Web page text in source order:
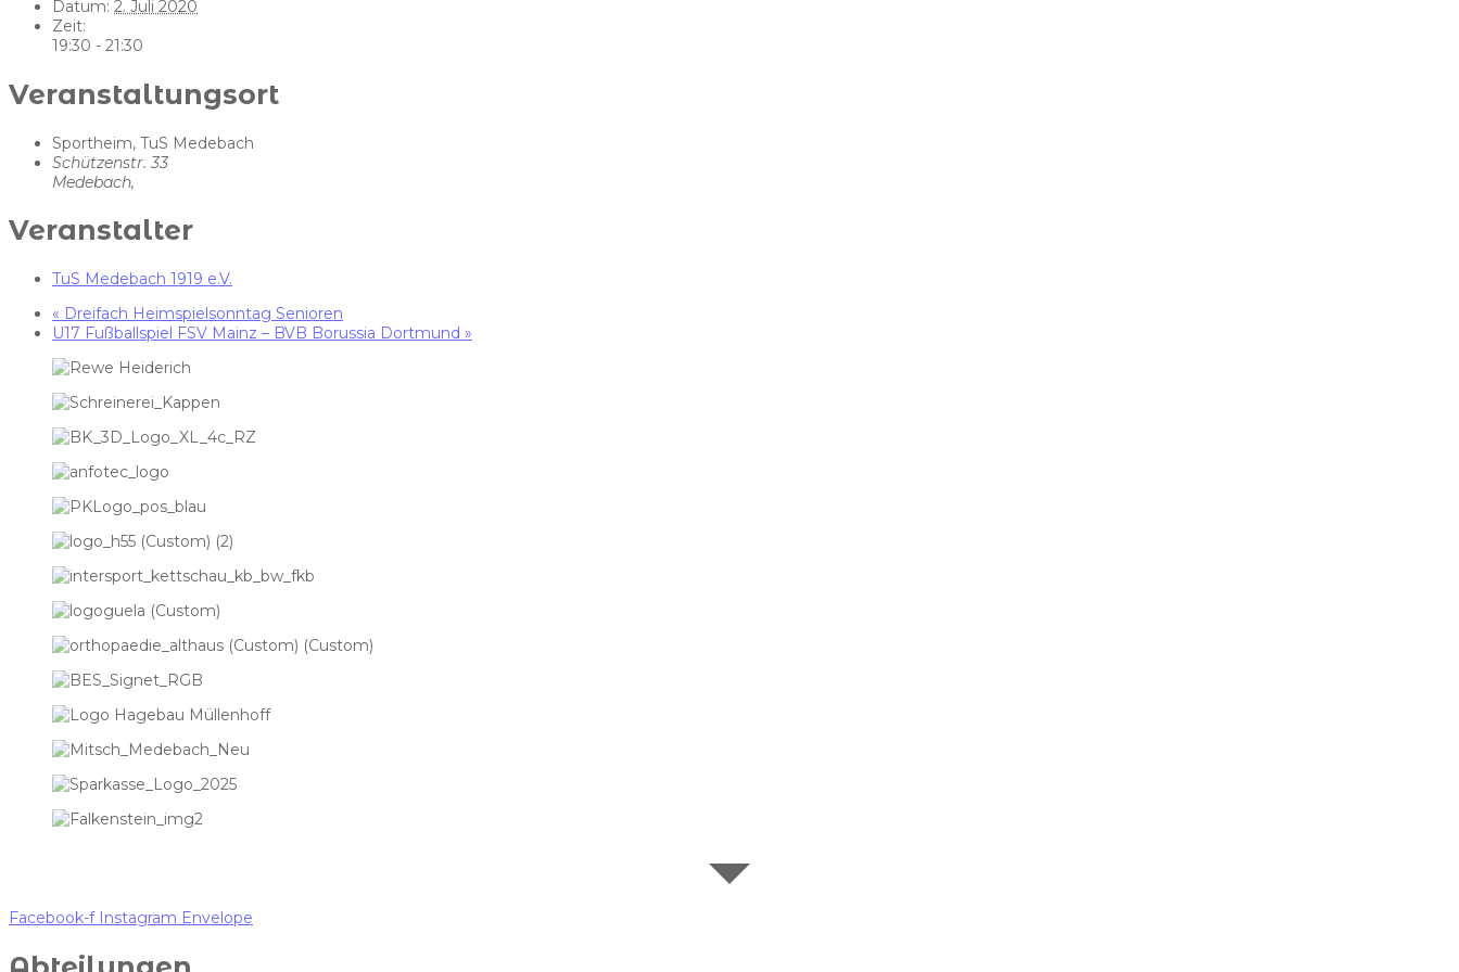
Datum: 2. Juli 2020
Zeit:
19:30 - 21:30
Veranstaltungsort
Sportheim, TuS Medebach
Schützenstr. 33
Medebach,
Veranstalter
TuS Medebach 1919 e.V.
« Dreifach Heimspielsonntag Senioren
U17 Fußballspiel FSV Mainz – BVB Borussia Dortmund »
Facebook-f Instagram Envelope